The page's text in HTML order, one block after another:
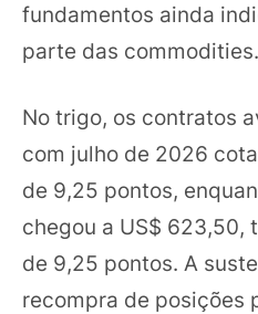
fundamentos ainda
parte das commodities.
No trigo, os contratos
com julho de 2026
de 9,25 pontos,
chegou a US$ 623,50,
de 9,25 pontos. A
recompra de posições